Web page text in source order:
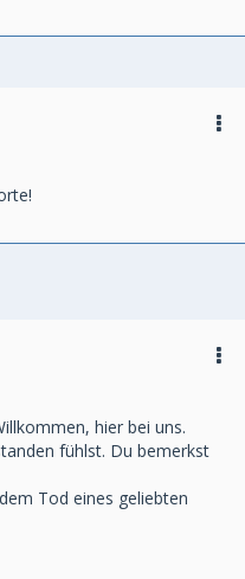
hier bei uns.
fühlst. Du bemerkst
Tod eines geliebten